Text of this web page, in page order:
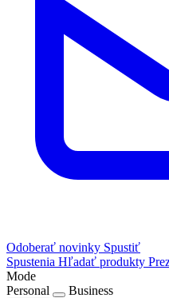
Odoberať novinky Spustiť
Spustenia Hľadať produkty
Mode
Personal
Business